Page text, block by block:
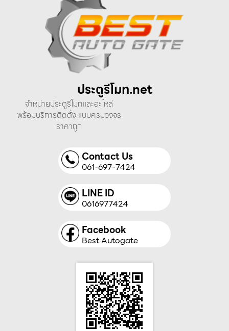
ประตูรีโมท.net
จำหน่ายประตูรีโมทและอะไหล่
พร้อมบริการติดตั้ง แบบครบวงจร
ราคาถูก
Contact Us
061-697-7424
LINE ID
0616977424
Facebook
Best Autogate